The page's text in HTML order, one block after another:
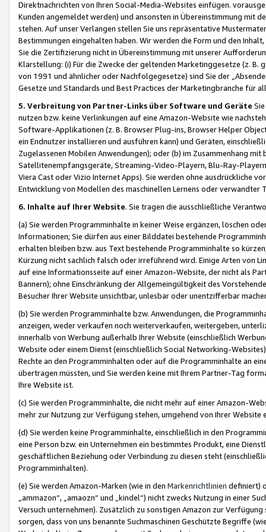
Direktnachrichten von Ihren Social-Media-Websites einfügen.
Kunden angemeldet werden) und ansonsten in Übereinstimmung mit
stehen. Auf unser Verlangen stellen Sie uns repräsentative
Bestimmungen eingehalten haben. Wir werden die Form und den
Sie die Zertifizierung nicht in Übereinstimmung mit unserer
Klarstellung: (i) Für die Zwecke der geltenden Marketinggesetze (z. B.
von 1991 und ähnlicher oder Nachfolgegesetze) sind Sie der
Gesetze und Standards und Best Practices der Marketingbranche für
5. Verbreitung von Partner-Links über Software und Geräte
nutzen bzw. keine Verlinkungen auf eine Amazon-Website wie
Software-Applikationen (z. B. Browser Plug-ins, Browser Helper
ein Endnutzer installieren und ausführen kann) und Geräten,
Zugelassenen Mobilen Anwendungen); oder (b) im Zusammenhang
Satellitenempfangsgeräte, Streaming-Video-Playern, Blu-Ray-
Viera Cast oder Vizio Internet Apps). Sie werden ohne ausdrückliche
Entwicklung von Modellen des maschinellen Lernens oder
6. Inhalte auf Ihrer Website. Sie tragen die ausschließliche
(a) Sie werden Programminhalte in keiner Weise ergänzen, löschen
Informationen; Sie dürfen aus einer Bilddatei bestehende
erhalten bleiben bzw. aus Text bestehende Programminhalte so
Kürzung nicht sachlich falsch oder irreführend wird. Einige Arten von
auf eine Informationsseite auf einer Amazon-Website, der nicht als
Bannern); ohne Einschränkung der Allgemeingültigkeit des
Besucher Ihrer Website unsichtbar, unlesbar oder unentzifferbar
(b) Sie werden Programminhalte bzw. Anwendungen, die
anzeigen, weder verkaufen noch weiterverkaufen, weitergeben,
innerhalb von Werbung außerhalb Ihrer Website (einschließlich
Website oder einem Dienst (einschließlich Social Networking-
Rechte an den Programminhalten oder auf die Programminhalte an
übertragen müssten, und Sie werden keine mit Ihrem Partner-Tag
Ihre Website ist.
(c) Sie werden Programminhalte, die nicht mehr auf einer Amazon-
mehr zur Nutzung zur Verfügung stehen, umgehend von Ihrer
(d) Sie werden keine Programminhalte, einschließlich in den
eine Person bzw. ein Unternehmen ein bestimmtes Produkt, eine
geschäftlichen Beziehung oder Verbindung zu diesen steht
Programminhalten).
(e) Sie werden Amazon-Marken (wie in den Markenrichtlinien definiert)
„ammazon“, „amaozn“ und „kindel“) nicht zwecks Nutzung in einer
Versuch unternehmen). Zusätzlich zu sonstigen Amazon zur
sorgen, dass von uns benannte Suchmaschinen Geschützte Begriffe